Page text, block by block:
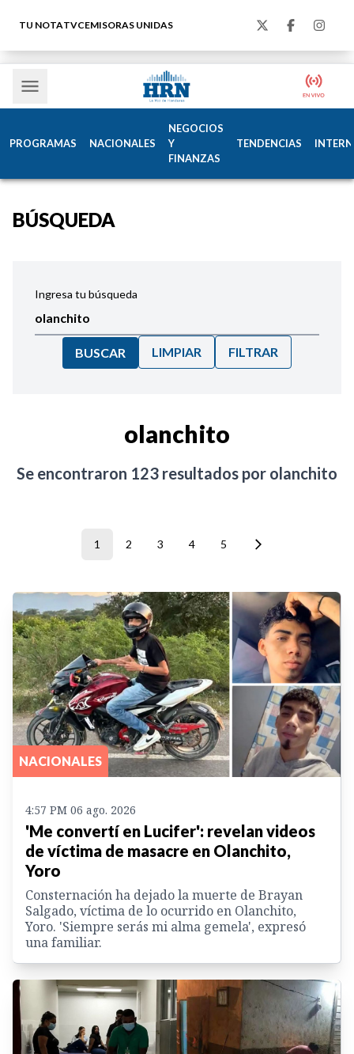
TU NOTATVCEMISORAS UNIDAS
PROGRAMAS NACIONALES
NEGOCIOS
Y
FINANZAS
TENDENCIAS
BÚSQUEDA
Ingresa tu búsqueda
BUSCAR LIMPIAR FILTRAR
olanchito
Se encontraron 123 resultados por olanchito
1 2 3 4 5
NACIONALES
4:57 PM 06 ago. 2026
'Me convertí en Lucifer': revelan videos
de víctima de masacre en Olanchito,
Yoro
Consternación ha dejado la muerte de Brayan
Salgado, víctima de lo ocurrido en Olanchito,
Yoro. 'Siempre serás mi alma gemela', expresó
una familiar.